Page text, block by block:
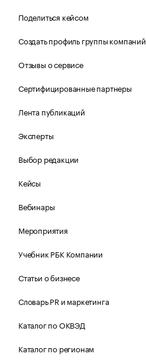
Поделиться кейсом
Создать профиль группы компаний
Отзывы о сервисе
Сертифицированные партнеры
Лента публикаций
Эксперты
Выбор редакции
Кейсы
Вебинары
Мероприятия
Учебник РБК Компании
Статьи о бизнесе
Словарь PR и маркетинга
Каталог по ОКВЭД
Каталог по регионам